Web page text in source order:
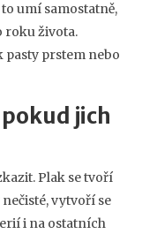
umí samostatně,
roku života.
prstem nebo
jich
Plak se tvoří
vytvoří se
i na ostatních